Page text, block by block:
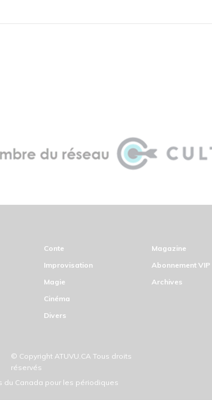
Conte
Improvisation
Magie
Cinéma
Divers
Magazine
Abonnement VIP
Archives
© Copyright ATUVU.CA Tous droits
réservés
du Canada pour les périodiques